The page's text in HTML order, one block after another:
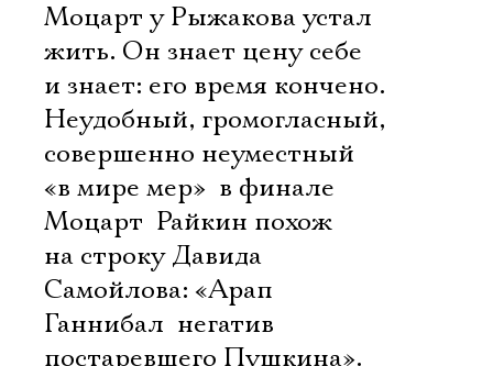
Моцарт у Рыжакова устал
жить. Он знает цену себе
и знает: его время кончено.
Неудобный, громогласный,
совершенно неуместный
«в мире мер»  в финале
Моцарт  Райкин похож
на строку Давида
Самойлова: «Арап
Ганнибал  негатив
постаревшего Пушкина».